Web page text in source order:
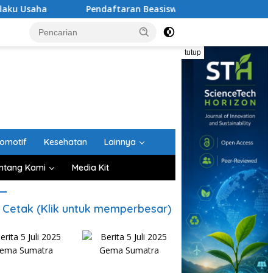
Pendaftaran Beasiswa S-1 Guru PAUD Aceh
tutup
Kesehatan Lainnya
Kami Media Kit
Cetak (Klik untuk memperbesar)